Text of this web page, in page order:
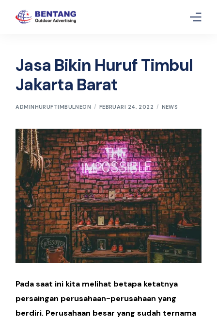
Jasa Bikin Huruf Timbul
Jakarta Barat
ADMINHURUFTIMBULNEON FEBRUARI 24, 2022 NEWS
Pada saat ini kita melihat betapa ketatnya
persaingan perusahaan-perusahaan yang
berdiri. Perusahaan besar yang sudah ternama
Layanan
Contact Us